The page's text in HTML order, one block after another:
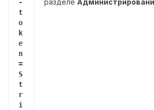
-
t
o
k
e
n
=
S
t
r
i